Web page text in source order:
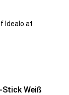
Idealo.at
Stick Weiß